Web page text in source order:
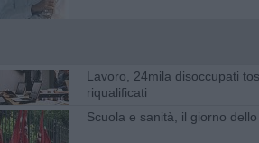
Lavoro, 24mila disoccupati
riqualificati
Scuola e sanità, il giorno